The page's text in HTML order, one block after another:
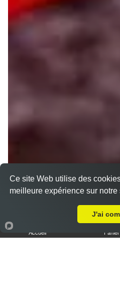
Nos
Accueil Panier
Ce site Web utilise des
meilleure expérience sur notre
J'ai